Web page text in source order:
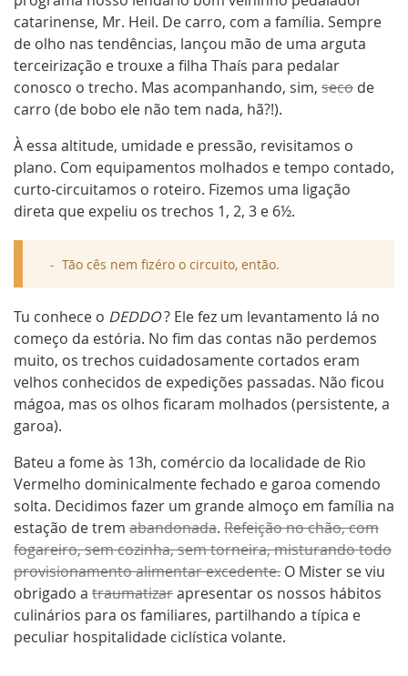
catarinense, Mr. Heil. De carro, com a família. Sempre
de olho nas tendências, lançou mão de uma arguta
terceirização e trouxe a filha Thaís para pedalar
conosco o trecho. Mas acompanhando, sim, seco de
carro (de bobo ele não tem nada, hã?!).
À essa altitude, umidade e pressão, revisitamos o
plano. Com equipamentos molhados e tempo contado,
curto-circuitamos o roteiro. Fizemos uma ligação
direta que expeliu os trechos 1, 2, 3 e 6½.
Tão cês nem fizéro o circuito, então.
Tu conhece o DEDDO? Ele fez um levantamento lá no
começo da estória. No fim das contas não perdemos
muito, os trechos cuidadosamente cortados eram
velhos conhecidos de expedições passadas. Não ficou
mágoa, mas os olhos ficaram molhados (persistente, a
garoa).
Bateu a fome às 13h, comércio da localidade de Rio
Vermelho dominicalmente fechado e garoa comendo
solta. Decidimos fazer um grande almoço em família na
estação de trem abandonada. Refeição no chão, com
fogareiro, sem cozinha, sem torneira, misturando todo
provisionamento alimentar excedente. O Mister se viu
obrigado a traumatizarapresentar os nossos hábitos
culinários para os familiares, partilhando a típica e
peculiar hospitalidade ciclística volante.